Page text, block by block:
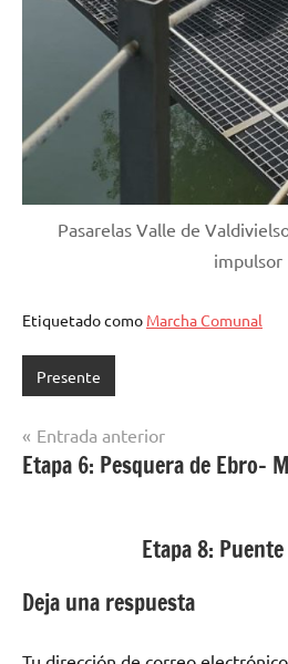
Pasarelas Valle de
impulsor
Etiquetado como Marcha Comunal
Presente
Navegación
de
Entrada anterior
Etapa 6: Pesquera de Ebro-
Etapa 8:
Deja una respuesta